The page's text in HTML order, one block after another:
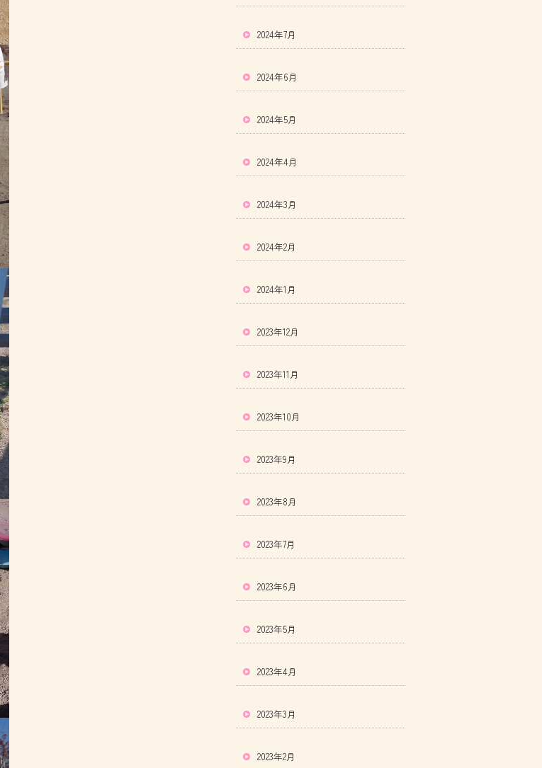
2024年7月
2024年6月
2024年5月
2024年4月
2024年3月
2024年2月
2024年1月
2023年12月
2023年11月
2023年10月
2023年9月
2023年8月
2023年7月
2023年6月
2023年5月
2023年4月
2023年3月
2023年2月